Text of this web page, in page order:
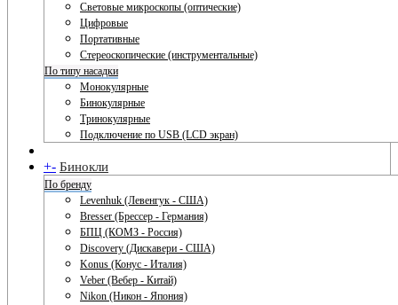
Световые микроскопы (оптические)
Цифровые
Портативные
Стереоскопические (инструментальные)
По типу насадки
Монокулярные
Бинокулярные
Тринокулярные
Подключение по USB (LCD экран)
+- Бинокли
По бренду
Levenhuk (Левенгук - США)
Bresser (Брессер - Германия)
БПЦ (КОМЗ - Россия)
Discovery (Дискавери - США)
Konus (Конус - Италия)
Veber (Вебер - Китай)
Nikon (Никон - Япония)